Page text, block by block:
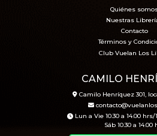
Quiénes
Nuestras
Contacto
Términos y
Club Vuelan Los
CAMILO
Camilo Henríquez 301,
Lun a Vie 10.30 a 14.00 hrs/
Sáb 10.30 a 14.00